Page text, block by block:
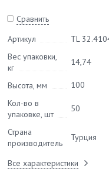
Сравнить
Артикул
TL
Вес упаковки,
кг
14,74
Высота, мм
100
Кол-во в
упаковке, шт
50
Страна
производитель
Турция
Все характеристики